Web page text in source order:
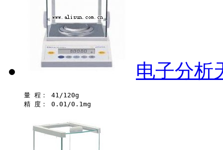
电子分析
量 程： 41/120g